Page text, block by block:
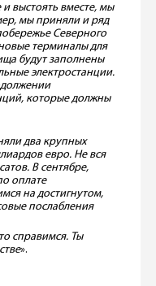
выстоять вместе, мы
мы приняли и ряд
Северного
терминалы для
будут заполнены
электростанции.
которые должны
два крупных
евро. Не вся
В сентябре,
оплате
на достигнутом,
послабления
справимся. Ты
».